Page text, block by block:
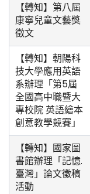
【轉知】第八屆
康寧兒童文藝獎
徵文
【轉知】朝陽科
技大學應用英語
系辦理「第5屆
全國高中職暨大
專校院 英語繪本
創意教學競賽」
【轉知】國家圖
書館辦理「記憶.
臺灣」論文徵稿
活動